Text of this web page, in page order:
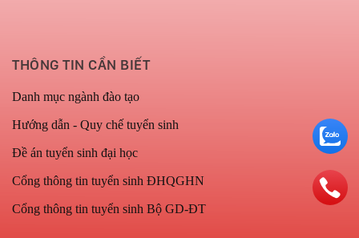
THÔNG TIN CẦN BIẾT
Danh mục ngành đào tạo
Hướng dẫn - Quy chế tuyển sinh
Đề án tuyển sinh đại học
Cổng thông tin tuyển sinh ĐHQGHN
Cổng thông tin tuyển sinh Bộ GD-ĐT